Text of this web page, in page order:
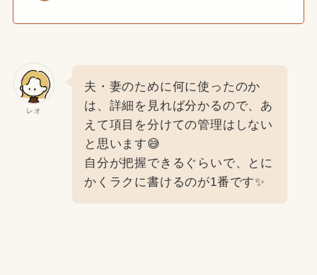
レオ
夫・妻のために何に使ったのか
は、詳細を見れば分かるので、あ
えて項目を分けての管理はしない
と思います😅
自分が把握できるぐらいで、とに
かくラクに書けるのが1番です✨